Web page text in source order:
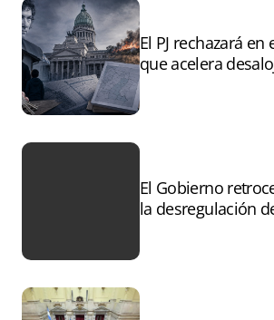
El PJ rechazará en
que acelera
El Gobierno
la desregulación